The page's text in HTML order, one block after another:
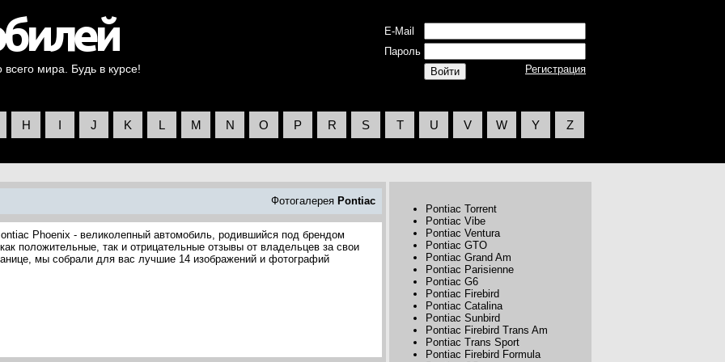
мира. Будь в курсе!
E-Mail
Пароль
Регистрация
H I J K L M N O P R S T U V W Y Z
Фотогалерея Pontiac
Phoenix - великолепный автомобиль, родившийся под брендом
положительные, так и отрицательные отзывы от владельцев за свои
мы собрали для вас лучшие 14 изображений и фотографий
Pontiac Torrent
Pontiac Vibe
Pontiac Ventura
Pontiac GTO
Pontiac Grand Am
Pontiac Parisienne
Pontiac G6
Pontiac Firebird
Pontiac Catalina
Pontiac Sunbird
Pontiac Firebird Trans Am
Pontiac Trans Sport
Pontiac Firebird Formula